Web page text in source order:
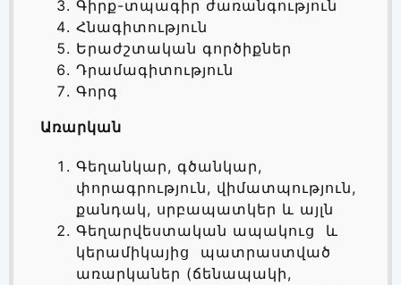
Գիրք-տպագիր ժառանգություն
Հնագիտություն
Երաժշտական գործիքներ
Դրամագիտություն
Գորգ
Առարկան
Գեղանկար, գծանկար,
փորագրություն, վիմատպություն,
քանդակ, սրբապատկեր և այլն
Գեղարվեստական ապակուց և
կերամիկայից պատրաստված
առարկաներ (ճենապակի,